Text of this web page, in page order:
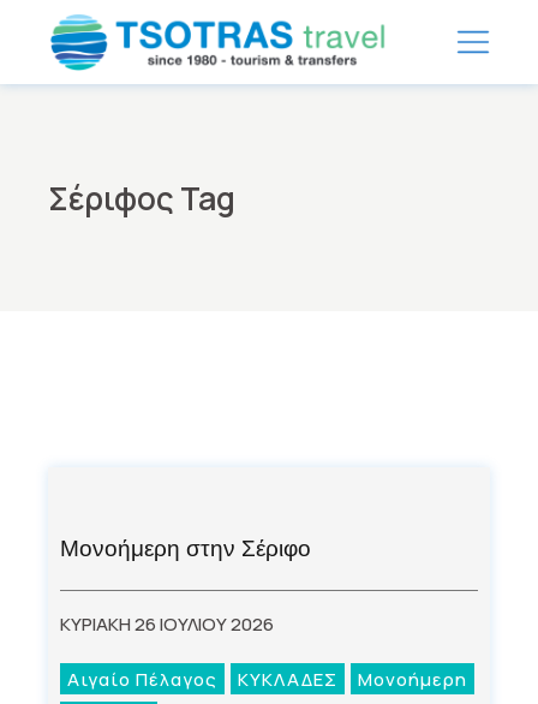
content
Σέριφος Tag
Μονοήμερη στην Σέριφο
ΚΥΡΙΑΚΗ 26 ΙΟΥΛΙΟΥ 2026
Αιγαίο Πέλαγος ΚΥΚΛΑΔΕΣ
Μονοήμερη